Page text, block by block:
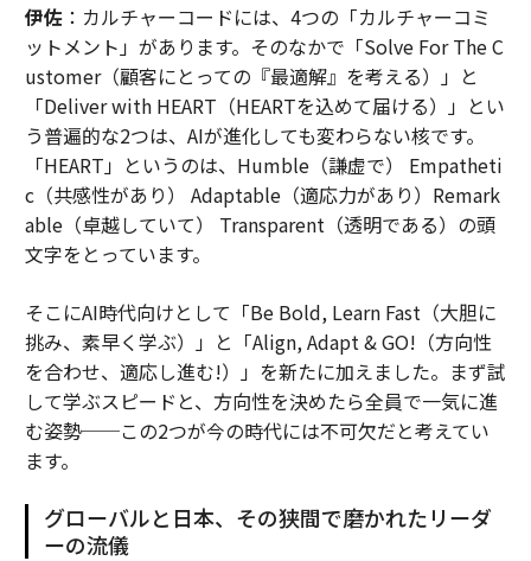
伊佐：カルチャーコードには、4つの「カルチャーコミ
ットメント」があります。そのなかで「Solve For The C
ustomer（顧客にとっての『最適解』を考える）」と
「Deliver with HEART（HEARTを込めて届ける）」とい
う普遍的な2つは、AIが進化しても変わらない核です。
「HEART」というのは、Humble（謙虚で） Empatheti
c（共感性があり） Adaptable（適応力があり）Remark
able（卓越していて） Transparent（透明である）の頭
文字をとっています。
そこにAI時代向けとして「Be Bold, Learn Fast（大胆に
挑み、素早く学ぶ）」と「Align, Adapt & GO!（方向性
を合わせ、適応し進む!）」を新たに加えました。まず試
して学ぶスピードと、方向性を決めたら全員で一気に進
む姿勢──この2つが今の時代には不可欠だと考えてい
ます。
グローバルと日本、その狭間で磨かれたリーダ
ーの流儀